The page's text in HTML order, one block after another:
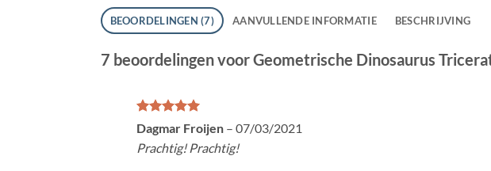
BEOORDELINGEN (7) AANVULLENDE INFORMATIE BESCHRIJVING
7 beoordelingen voorGeometrische Dinosaurus
Gewaardeerd
5uit 5
Dagmar Froijen – 07/03/2021
Prachtig! Prachtig!